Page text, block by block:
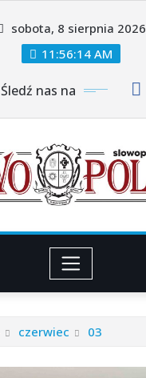
sobota, 8 sierpnia 2026
11:56:15 AM
Śledź nas na
czerwiec 03